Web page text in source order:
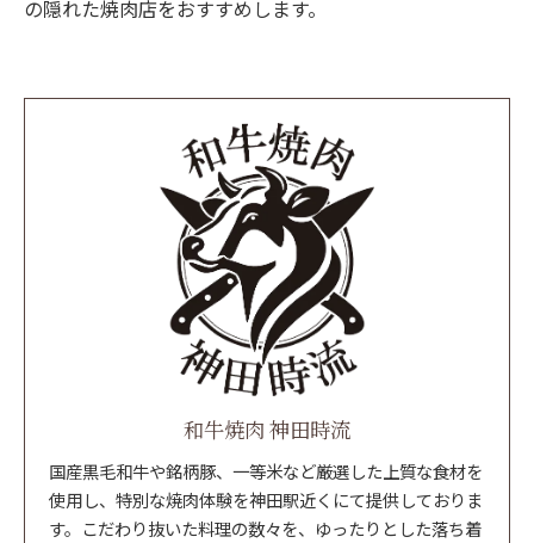
の隠れた焼肉店をおすすめします。
和牛焼肉 神田時流
国産黒毛和牛や銘柄豚、一等米など厳選した上質な食材を
使用し、特別な焼肉体験を神田駅近くにて提供しておりま
す。こだわり抜いた料理の数々を、ゆったりとした落ち着